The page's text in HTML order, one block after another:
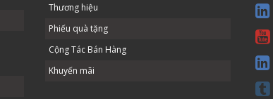
Thương hiệu
Phiếu quà tặng
Cộng Tác Bán Hàng
Khuyến mãi